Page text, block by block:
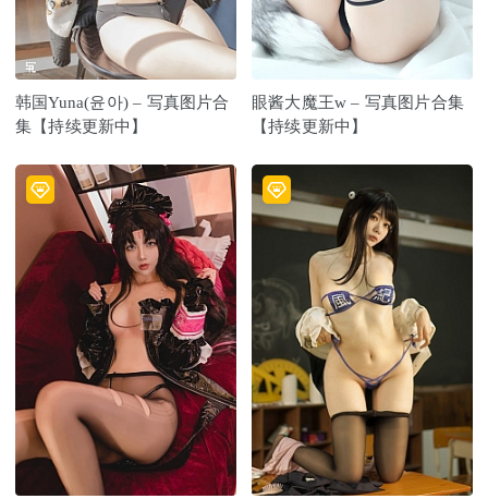
韩国Yuna(윤아) – 写真图片合
集【持续更新中】
眼酱大魔王w – 写真图片合集
【持续更新中】